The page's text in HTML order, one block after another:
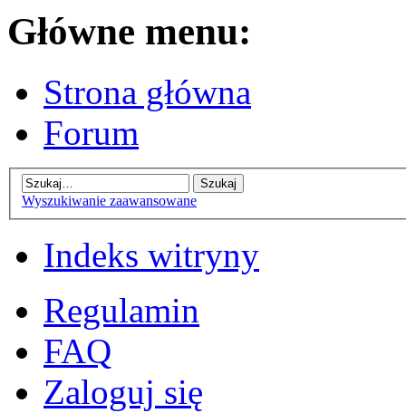
Główne menu:
Strona główna
Forum
Wyszukiwanie zaawansowane
Indeks witryny
Regulamin
FAQ
Zaloguj się